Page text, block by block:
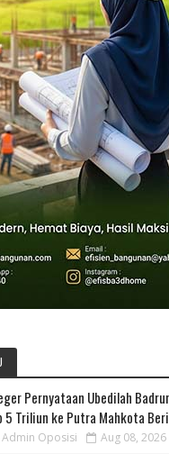
Pernyataan Ubedilah
5 Triliun ke Putra Mahkota
Admin Oposisi Aug 08, 2026